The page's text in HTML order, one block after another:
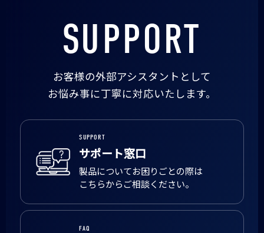
SUPPORT
お客様の外部アシスタントとして
お悩み事に丁寧に対応いたします。
SUPPORT
サポート窓口
製品についてお困りごとの際は
こちらからご相談ください。
FAQ